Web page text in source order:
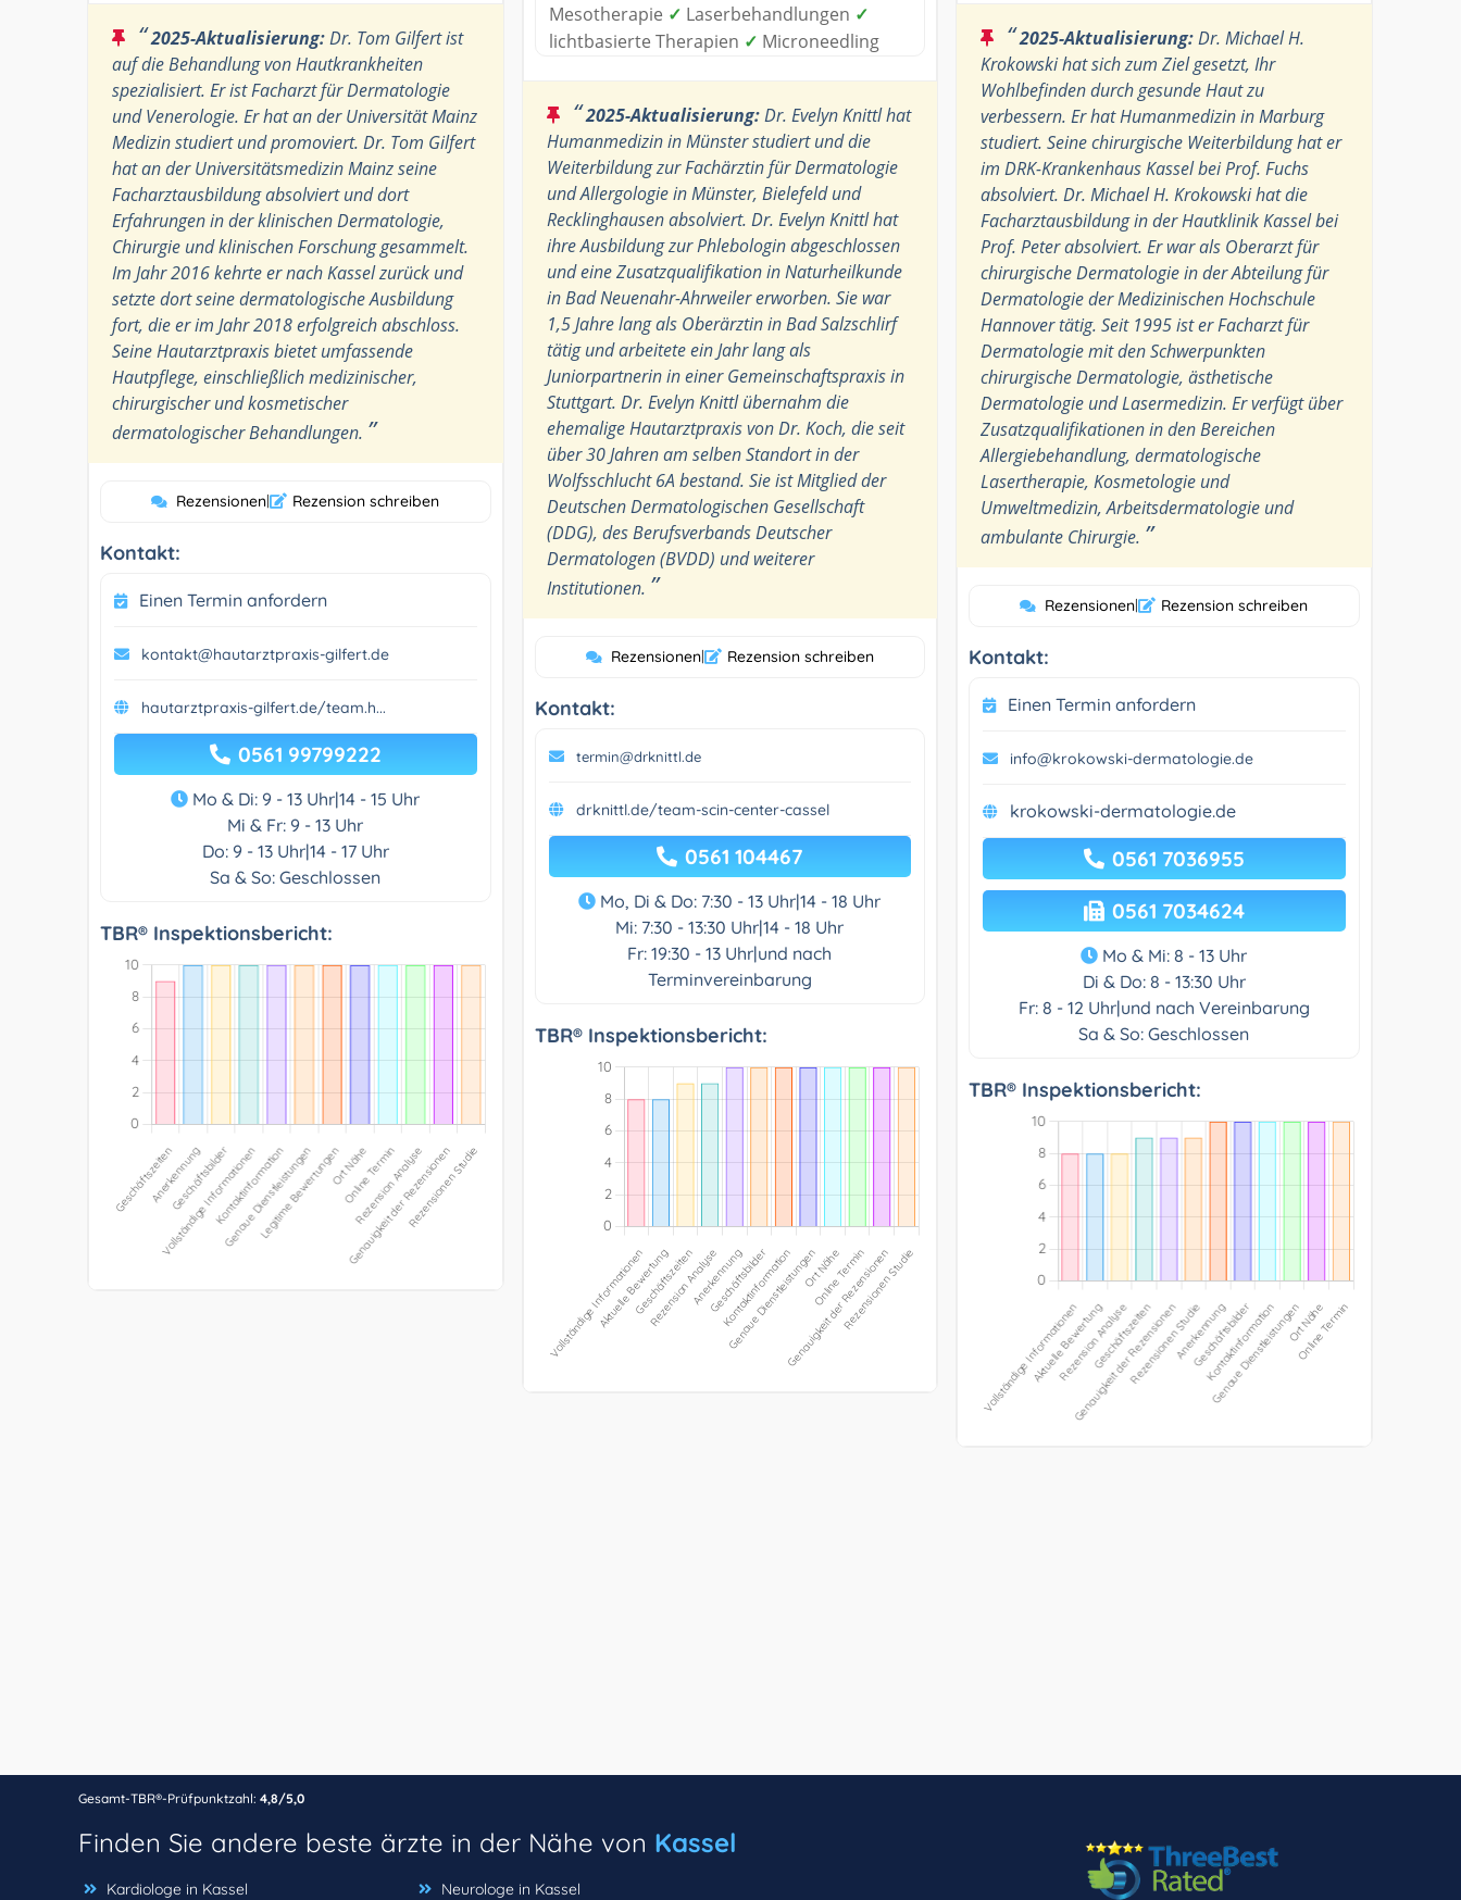
“2025-Aktualisierung:Dr. Tom Gilfert ist
auf die Behandlung von Hautkrankheiten
spezialisiert. Er ist Facharzt für Dermatologie
und Venerologie. Er hat an der Universität Mainz
Medizin studiert und promoviert. Dr. Tom Gilfert
hat an der Universitätsmedizin Mainz seine
Facharztausbildung absolviert und dort
Erfahrungen in der klinischen Dermatologie,
Chirurgie und klinischen Forschung gesammelt.
Im Jahr 2016 kehrte er nach Kassel zurück und
setzte dort seine dermatologische Ausbildung
fort, die er im Jahr 2018 erfolgreich abschloss.
Seine Hautarztpraxis bietet umfassende
Hautpflege, einschließlich medizinischer,
chirurgischer und kosmetischer
dermatologischer Behandlungen. ”
Rezensionen| Rezension schreiben
Kontakt:
Einen Termin anfordern
kontakt@hautarztpraxis-gilfert.de
hautarztpraxis-gilfert.de/team.h...
0561 99799222
Mo & Di: 9 - 13 Uhr|14 - 15 Uhr
Mi & Fr: 9 - 13 Uhr
Do: 9 - 13 Uhr|14 - 17 Uhr
Sa & So: Geschlossen
TBR® Inspektionsbericht:
Mesotherapie ✓ Laserbehandlungen ✓
lichtbasierte Therapien ✓ Microneedling
“2025-Aktualisierung:Dr. Evelyn Knittl hat
Humanmedizin in Münster studiert und die
Weiterbildung zur Fachärztin für Dermatologie
und Allergologie in Münster, Bielefeld und
Recklinghausen absolviert. Dr. Evelyn Knittl hat
ihre Ausbildung zur Phlebologin abgeschlossen
und eine Zusatzqualifikation in Naturheilkunde
in Bad Neuenahr-Ahrweiler erworben. Sie war
1,5 Jahre lang als Oberärztin in Bad Salzschlirf
tätig und arbeitete ein Jahr lang als
Juniorpartnerin in einer Gemeinschaftspraxis in
Stuttgart. Dr. Evelyn Knittl übernahm die
ehemalige Hautarztpraxis von Dr. Koch, die seit
über 30 Jahren am selben Standort in der
Wolfsschlucht 6A bestand. Sie ist Mitglied der
Deutschen Dermatologischen Gesellschaft
(DDG), des Berufsverbands Deutscher
Dermatologen (BVDD) und weiterer
Institutionen. ”
Rezensionen| Rezension schreiben
Kontakt:
termin@drknittl.de
drknittl.de/team-scin-center-cassel
0561 104467
Mo, Di & Do: 7:30 - 13 Uhr|14 - 18 Uhr
Mi: 7:30 - 13:30 Uhr|14 - 18 Uhr
Fr: 19:30 - 13 Uhr|und nach
Terminvereinbarung
TBR® Inspektionsbericht:
“2025-Aktualisierung:Dr. Michael H.
Krokowski hat sich zum Ziel gesetzt, Ihr
Wohlbefinden durch gesunde Haut zu
verbessern. Er hat Humanmedizin in Marburg
studiert. Seine chirurgische Weiterbildung hat er
im DRK-Krankenhaus Kassel bei Prof. Fuchs
absolviert. Dr. Michael H. Krokowski hat die
Facharztausbildung in der Hautklinik Kassel bei
Prof. Peter absolviert. Er war als Oberarzt für
chirurgische Dermatologie in der Abteilung für
Dermatologie der Medizinischen Hochschule
Hannover tätig. Seit 1995 ist er Facharzt für
Dermatologie mit den Schwerpunkten
chirurgische Dermatologie, ästhetische
Dermatologie und Lasermedizin. Er verfügt über
Zusatzqualifikationen in den Bereichen
Allergiebehandlung, dermatologische
Lasertherapie, Kosmetologie und
Umweltmedizin, Arbeitsdermatologie und
ambulante Chirurgie. ”
Rezensionen| Rezension schreiben
Kontakt:
Einen Termin anfordern
info@krokowski-dermatologie.de
krokowski-dermatologie.de
0561 7036955
0561 7034624
Mo & Mi: 8 - 13 Uhr
Di & Do: 8 - 13:30 Uhr
Fr: 8 - 12 Uhr|und nach Vereinbarung
Sa & So: Geschlossen
TBR® Inspektionsbericht:
Gesamt-TBR®-Prüfpunktzahl: 4,8/5,0
Finden Sie andere beste ärzte in der Nähe von Kassel
Kardiologe in Kassel Neurologe in Kassel